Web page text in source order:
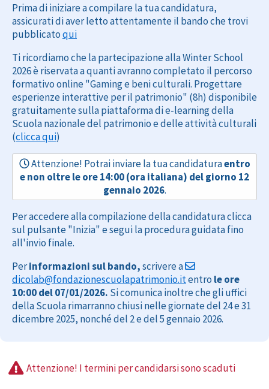
Prima di iniziare a compilare la tua candidatura,
assicurati di aver letto attentamente il bando che trovi
pubblicatoqui
Ti ricordiamo che la partecipazione alla Winter School
2026 è riservata a quanti avranno completato il percorso
formativo online "Gaming e beni culturali. Progettare
esperienze interattive per il patrimonio" (8h) disponibile
gratuitamente sulla piattaforma di e-learning della
Scuola nazionale del patrimonio e delle attività culturali
(clicca qui)
Attenzione! Potrai inviare la tua candidaturaentro
e non oltre le ore 14:00 (ora italiana) del giorno 12
gennaio 2026.
Per accedere alla compilazione della candidatura clicca
sul pulsante "Inizia" e segui la procedura guidata fino
all'invio finale.
Perinformazioni sul bando,scrivere a
dicolab@fondazionescuolapatrimonio.itentro le ore
10:00 del 07/01/2026. Si comunica inoltre che gli uffici
della Scuola rimarranno chiusi nelle giornate del 24 e 31
dicembre 2025, nonché del 2 e del 5 gennaio 2026.
Attenzione! I termini per candidarsi sono scaduti